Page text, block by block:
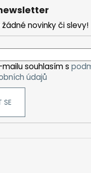
novinky či slevy!
souhlasím s
údajů
SE